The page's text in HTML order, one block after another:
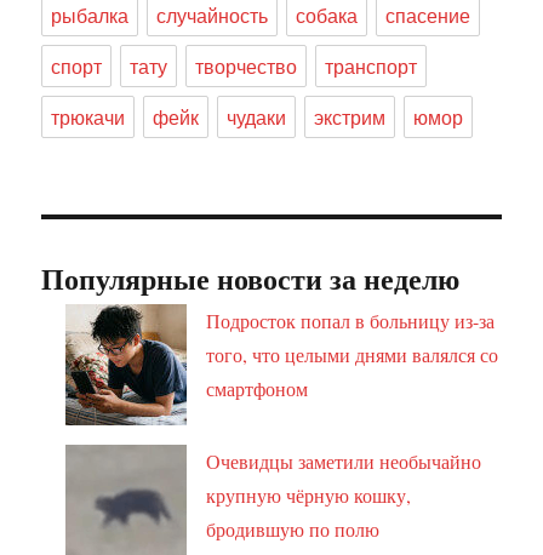
рыбалка
случайность собака
спасение
спорт
тату творчество
транспорт
трюкачи
фейк чудаки экстрим юмор
Популярные новости за неделю
Подросток попал в больницу из-за
того, что целыми днями валялся со
смартфоном
Очевидцы заметили необычайно
крупную чёрную кошку,
бродившую по полю